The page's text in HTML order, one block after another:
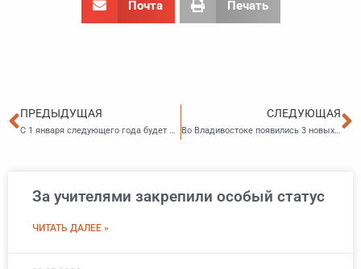
Почта Печать
Пред
ПРЕДЫДУЩАЯ
С 1 января следующего года будет действовать новый порядок госконтроля в области регулируемых государством цен
СЛЕДУЮЩАЯ
Во Владивостоке появились 3 новых участка для парковки
За учителями закрепили особый статус
ЧИТАТЬ ДАЛЕЕ »